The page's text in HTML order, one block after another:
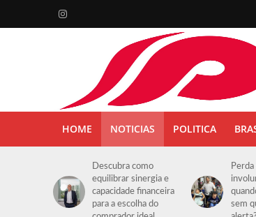
HOME NOTICIAS POLITICA
Descubra como
equilibrar sinergia e
capacidade financeira
para a escolha do
sem